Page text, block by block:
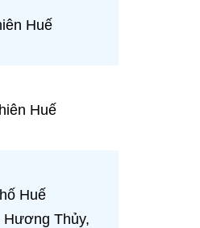
Huế
Huế
Huế
Thủy,